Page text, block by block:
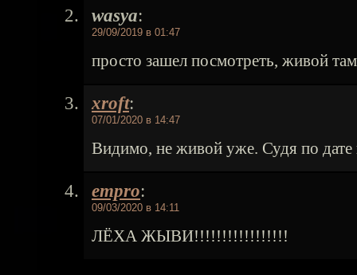
wasya:
29/09/2019 в 01:47
просто зашел посмотреть, живой
xroft:
07/01/2020 в 14:47
Видимо, не живой уже. Судя по дате
empro:
09/03/2020 в 14:11
ЛЁХА ЖЫВИ!!!!!!!!!!!!!!!!!